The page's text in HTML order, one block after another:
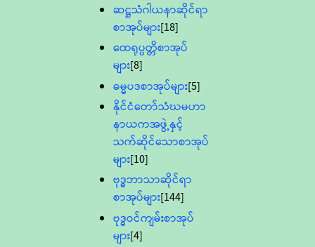
ဆဋ္ဌသံဂါယနာဆိုင်ရာ
စာအုပ်များ[18]
ထေရုပ္ပတ္တိစာအုပ်
များ[8]
ဓမ္မပဒစာအုပ်များ[5]
နိုင်ငံတော်သံဃမဟာ
နာယကအဖွဲ့နှင့်
သက်ဆိုင်သောစာအုပ်
များ[10]
ဗုဒ္ဓဘာသာဆိုင်ရာ
စာအုပ်များ[144]
ဗုဒ္ဓဝင်ကျမ်းစာအုပ်
များ[4]